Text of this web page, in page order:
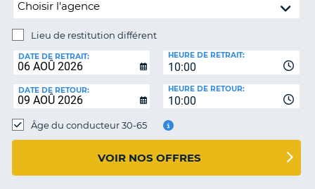
MA
Lieu de restitution différent
DE
RESTITUTION:
DATE DE RETRAIT:
10:00
HEURE DE RETRAIT:
DATE DE RETOUR:
10:00
HEURE DE RETOUR:
Âge du conducteur 30-65
VOIR NOS OFFRES